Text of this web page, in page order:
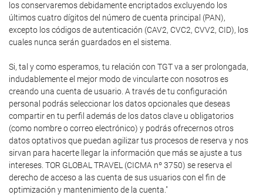
los conservaremos debidamente encriptados excluyendo los
últimos cuatro dígitos del número de cuenta principal (PAN),
excepto los códigos de autenticación (CAV2, CVC2, CVV2, CID), los
cuales nunca serán guardados en el sistema.
Si, tal y como esperamos, tu relación con TGT va a ser prolongada,
indudablemente el mejor modo de vincularte con nosotros es
creando una cuenta de usuario. A través de tu configuración
personal podrás seleccionar los datos opcionales que deseas
compartir en tu perfil además de los datos clave u obligatorios
(como nombre o correo electrónico) y podrás ofrecernos otros
datos optativos que puedan agilizar tus procesos de reserva y nos
sirvan para hacerte llegar la información que más se ajuste a tus
intereses. TOR GLOBAL TRAVEL (CICMA nº 3750) se reserva el
derecho de acceso a las cuenta de sus usuarios con el fin de
optimización y mantenimiento de la cuenta."